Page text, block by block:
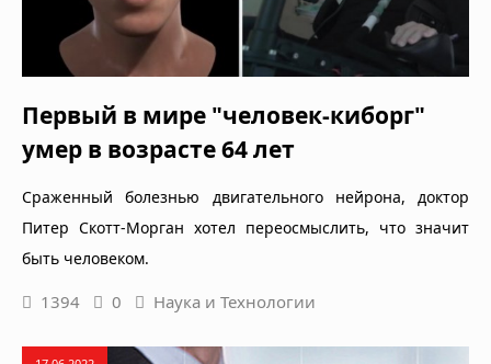
Первый в мире "человек-киборг"
умер в возрасте 64 лет
Сраженный болезнью двигательного нейрона, доктор
Питер Скотт-Морган хотел переосмыслить, что значит
быть человеком.
1394 0 Наука и Технологии